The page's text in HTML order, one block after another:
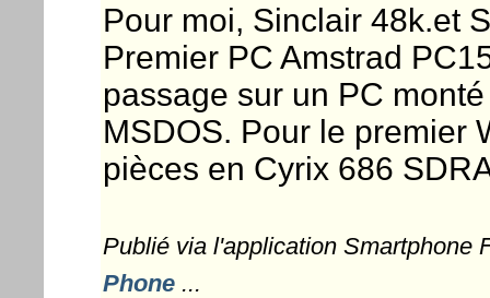
Pour moi, Sinclair 48k.et
Premier PC Amstrad
passage sur un PC
MSDOS. Pour le premier
pièces en Cyrix 686
Publié via l'application Smartphone
Phone...